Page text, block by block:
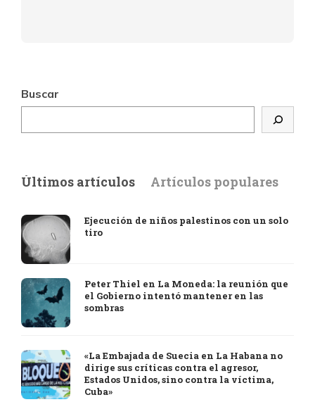
Buscar
Últimos artículos Artículos populares
Ejecución de niños palestinos con un solo
tiro
Peter Thiel en La Moneda: la reunión que
el Gobierno intentó mantener en las
sombras
«La Embajada de Suecia en La Habana no
dirige sus críticas contra el agresor,
Estados Unidos, sino contra la víctima,
Cuba»